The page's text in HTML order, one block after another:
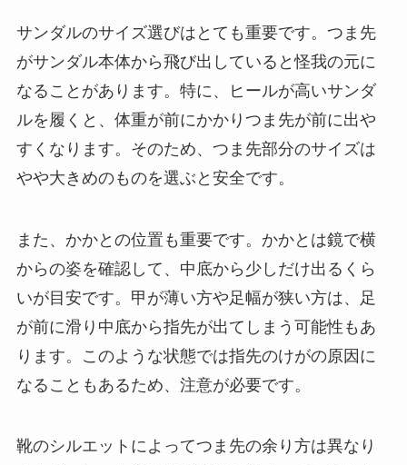
サンダルのサイズ選びはとても重要です。つま先
がサンダル本体から飛び出していると怪我の元に
なることがあります。特に、ヒールが高いサンダ
ルを履くと、体重が前にかかりつま先が前に出や
すくなります。そのため、つま先部分のサイズは
やや大きめのものを選ぶと安全です。
また、かかとの位置も重要です。かかとは鏡で横
からの姿を確認して、中底から少しだけ出るくら
いが目安です。甲が薄い方や足幅が狭い方は、足
が前に滑り中底から指先が出てしまう可能性もあ
ります。このような状態では指先のけがの原因に
なることもあるため、注意が必要です。
靴のシルエットによってつま先の余り方は異なり